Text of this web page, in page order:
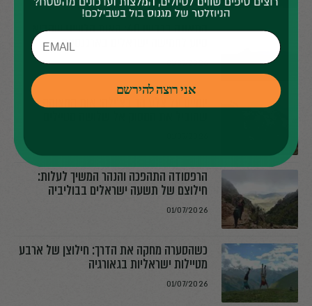
התאונה בכביש 40: האות הלווייני שהביא
סיוע לחמישה ישראלים בארגנטינה
01/07/2026
יומיים על צלע הר בצ׳ילה: אות המצוקה
הרפסודה התהפכה והנהר המשיך לעלות:
חילוצם של תשעה ישראלים בבוליביה
01/07/2026
כשהסערה מחקה את הדרך: חילוצן של ארבע
מטיילות ישראליות בגאורגיה
01/07/2026
אני רוצה להירשם